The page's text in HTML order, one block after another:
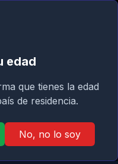
edad
que tienes la edad
de residencia.
No, no lo soy
con
Taste